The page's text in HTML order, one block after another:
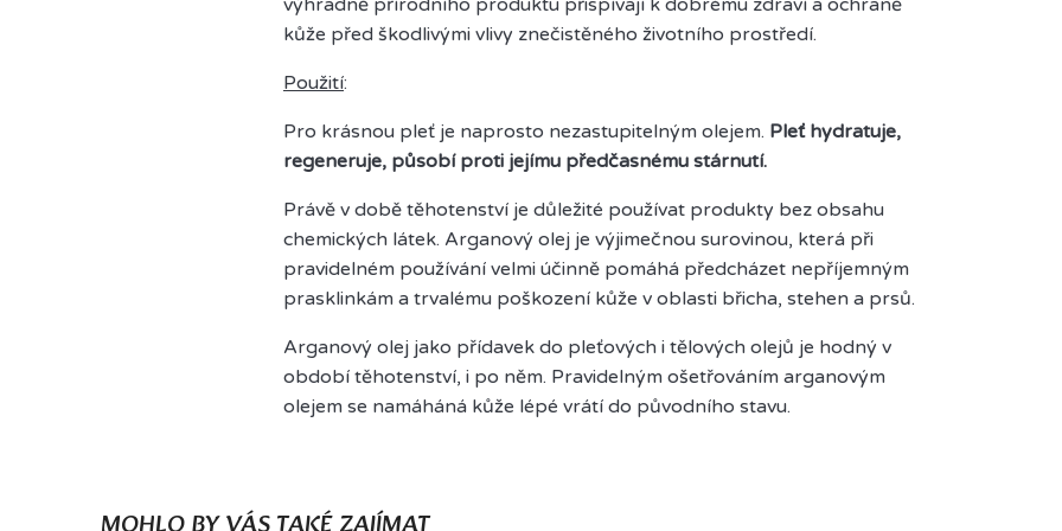
kůže před škodlivými vlivy znečistěného životního prostředí.
Použití:
Pro krásnou pleť je naprosto nezastupitelným olejem. Pleť hydratuje,
regeneruje, působí proti jejímu předčasnému stárnutí.
Právě v době těhotenství je důležité používat produkty bez obsahu
chemických látek. Arganový olej je výjimečnou surovinou, která při
pravidelném používání velmi účinně pomáhá předcházet nepříjemným
prasklinkám a trvalému poškození kůže v oblasti břicha, stehen a prsů.
Arganový olej jako přídavek do pleťových i tělových olejů je hodný v
období těhotenství, i po něm. Pravidelným ošetřováním arganovým
olejem se namáháná kůže lépé vrátí do původního stavu.